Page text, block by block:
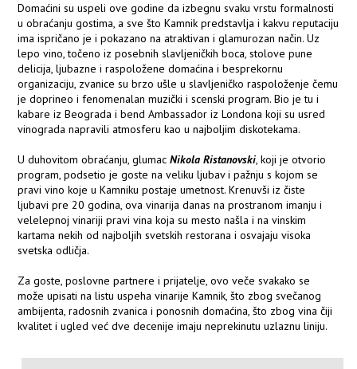
Domaćini su uspeli ove godine da izbegnu svaku vrstu formalnosti
u obraćanju gostima, a sve što Kamnik predstavlja i kakvu reputaciju
ima ispričano je i pokazano na atraktivan i glamurozan način. Uz
lepo vino, točeno iz posebnih slavljeničkih boca, stolove pune
delicija, ljubazne i raspoložene domaćina i besprekornu
organizaciju, zvanice su brzo ušle u slavljeničko raspoloženje čemu
je doprineo i fenomenalan muzički i scenski program. Bio je tu i
kabare iz Beograda i bend Ambassador iz Londona koji su usred
vinograda napravili atmosferu kao u najboljim diskotekama.
U duhovitom obraćanju, glumacNikola Ristanovski, koji je otvorio
program, podsetio je goste na veliku ljubav i pažnju s kojom se
pravi vino koje u Kamniku postaje umetnost. Krenuvši iz čiste
ljubavi pre 20 godina, ova vinarija danas na prostranom imanju i
velelepnoj vinariji pravi vina koja su mesto našla i na vinskim
kartama nekih od najboljih svetskih restorana i osvajaju visoka
svetska odličja.
Za goste, poslovne partnere i prijatelje, ovo veče svakako se
može upisati na listu uspeha vinarije Kamnik, što zbog svečanog
ambijenta, radosnih zvanica i ponosnih domaćina, što zbog vina čiji
kvalitet i ugled već dve decenije imaju neprekinutu uzlaznu liniju.